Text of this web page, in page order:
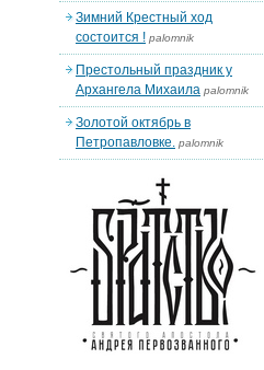
Зимний Крестный ход
состоится ! palomnik
Престольный праздник у
Архангела Михаила palomnik
Золотой октябрь в
Петропавловке. palomnik